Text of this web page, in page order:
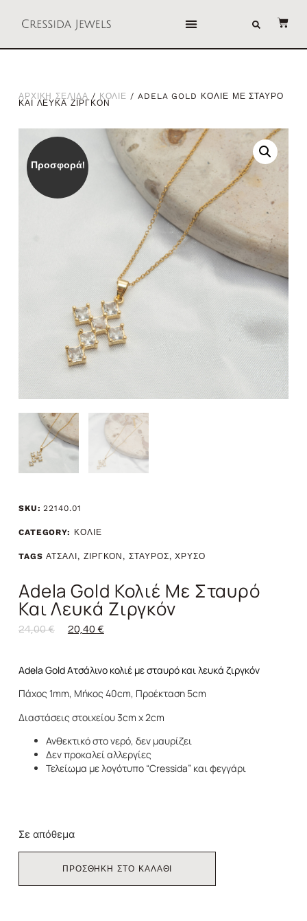
ΑΡΧΙΚΗ ΣΕΛΙΔΑ / ΚΟΛΙΕ / ADELA GOLD ΚΟΛΙΕ ΜΕ ΣΤΑΥΡΟ
ΚΑΙ ΛΕΥΚΑ ΖΙΡΓΚΟΝ
Προσφορά!
SKU:22140.01
CATEGORY: ΚΟΛΙΕ
TAGS ΑΤΣΑΛΙ, ΖΙΡΓΚΟΝ,ΣΤΑΥΡΟΣ,ΧΡΥΣΟ
Adela Gold Κολιέ Με Σταυρό
Και Λευκά Ζιργκόν
24,00€ 20,40 €
Adela Gold Ατσάλινο κολιέ με σταυρό και λευκά ζιργκόν
Πάχος 1mm, Μήκος 40cm, Προέκταση 5cm
Διαστάσεις στοιχείου 3cm x 2cm
Ανθεκτικό στο νερό, δεν μαυρίζει
Δεν προκαλεί αλλεργίες
Τελείωμα με λογότυπο “Cressida” και φεγγάρι
Σε απόθεμα
ΠΡΟΣΘΗΚΗ ΣΤΟ ΚΑΛΑΘΙ